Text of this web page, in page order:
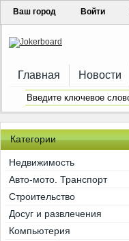
Ваш город Войти
Главная Новости
Категории
Недвижимость
Авто-мото. Транспорт
Строительство
Досуг и развлечения
Компьютерия